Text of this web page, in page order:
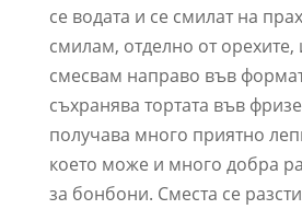
се водата и се смилат на
смилам, отделно от орехите,
смесвам направо във
съхранява тортата във
получава много приятно
което може и много добра
за бонбони. Сместа се